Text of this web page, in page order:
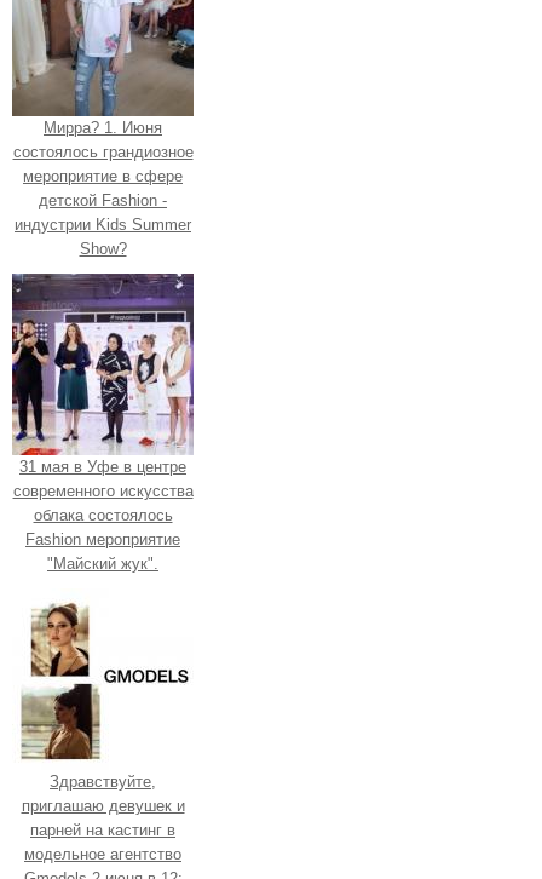
Мирра? 1. Июня
состоялось грандиозное
мероприятие в сфере
детской Fashion -
индустрии Kids Summer
Show?
31 мая в Уфе в центре
современного искусства
облака состоялось
Fashion мероприятие
"Майский жук".
Здравствуйте,
приглашаю девушек и
парней на кастинг в
модельное агентство